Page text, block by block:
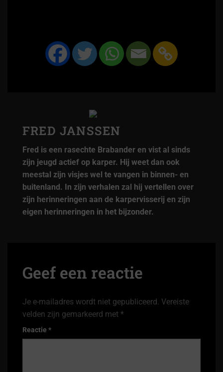
FRED JANSSEN
Fred is een rasechte Brabander en vist al sinds
zijn jeugd actief op karper. Hij weet dan ook
meestal zijn visjes wel te vangen in binnen- en
buitenland. In zijn verhalen zal hij vertellen over
zijn herinneringen aan de karpervisserij en zijn
eigen herinneringen in het bijzonder.
Geef een reactie
Je e-mailadres wordt niet gepubliceerd. Vereiste
velden zijn gemarkeerd met *
Reactie *